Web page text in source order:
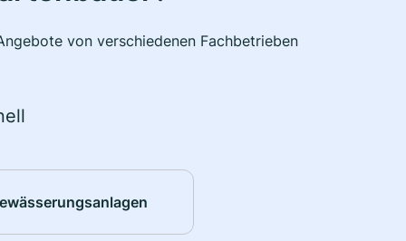
von verschiedenen Fachbetrieben